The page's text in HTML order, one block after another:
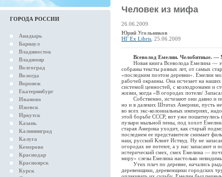
ГОРОДА РОССИИ
Анадырь
Барнаул
Владивосток
Владимир
Волгоград
Вологда
Воронеж
Екатеринбург
Иваново
Ижевск
Иркутск
Казань
Калининград
Калуга
Кемерово
Краснодар
Красноярск
Курск
Человек из мифа
26.06.2009
Юрий Угольников
НГ Ex Libris , 25.06.2009
Всеволод Емелин. Челобитные.
Новая книга Всеволода Емелина —
собраны тексты разных лет, от самых
«последним поэтом деревни». Емелин
рабочей окраины. Она исчезает на
системой ценностей, с козлодромами и
жизни, когда «В огородах потели/
Собственно, исчезают они давно и
но и в далеких Штатах Америки, пусть
во всех экс-колониальных империях,
этой борьбе СССР, вот уже
пузыри мыльной пены, под хохот
старая Америка уходит, как старый
последнем ее представителе снимает
наш, русский Клинт Иствуд. Ну не
огородах не потеют, а у нас запасают и
истерический смех, смех Емелина —
миру» слезы Емелина настолько
Утих плач по деревне, начались
деревенщики, деревенщики городских